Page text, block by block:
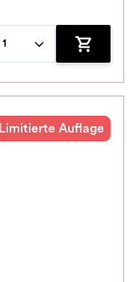
1
Zum
Limitierte Auflage